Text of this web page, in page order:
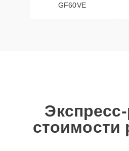
GF60VE
стоимости